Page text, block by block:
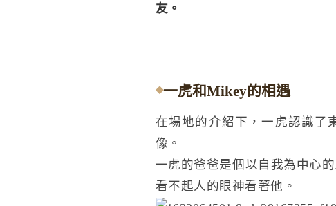
友。
一虎和Mikey的相遇
在場地的介紹下，一虎認識了
像。
一虎的爸爸是個以自我為中心
看不起人的眼神看著他。